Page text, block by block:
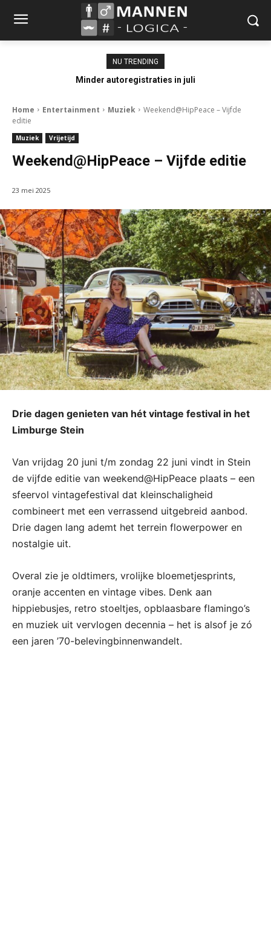
NU TRENDING
Minder autoregistraties in juli
Home Entertainment Muziek
Weekend@HipPeace – Vijfde
editie
Muziek Vrijetijd
Weekend@HipPeace – Vijfde editie
23 mei 2025
Drie dagen genieten van hét vintage festival in het
Limburge Stein
Van vrijdag 20 juni t/m zondag 22 juni vindt in Stein
de vijfde editie van weekend@HipPeace plaats – een
sfeervol vintagefestival dat kleinschaligheid
combineert met een verrassend uitgebreid aanbod.
Drie dagen lang ademt het terrein flowerpower en
nostalgie uit.
Overal zie je oldtimers, vrolijke bloemetjesprints,
oranje accenten en vintage vibes. Denk aan
hippiebusjes, retro stoeltjes, opblaasbare flamingo’s
en muziek uit vervlogen decennia – het is alsof je zó
een jaren ’70-belevingbinnenwandelt.